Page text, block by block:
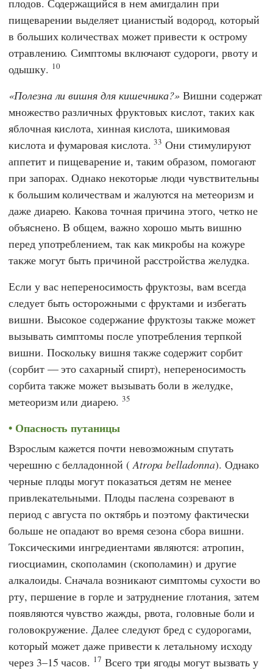
плодов. Содержащийся в нем амигдалин при
пищеварении выделяет цианистый водород, который
в больших количествах может привести к острому
отравлению. Симптомы включают судороги, рвоту и
одышку. 10
Полезна ли вишня для кишечника? Вишни содержат
множество различных фруктовых кислот, таких как
яблочная кислота, хинная кислота, шикимовая
кислота и фумаровая кислота.33 Они стимулируют
аппетит и пищеварение и, таким образом, помогают
при запорах. Однако некоторые люди чувствительны
к большим количествам и жалуются на метеоризм и
даже диарею. Какова точная причина этого, четко не
объяснено. В общем, важно хорошо мыть вишню
перед употреблением, так как микробы на кожуре
также могут быть причиной расстройства желудка.
Если у вас непереносимость фруктозы, вам всегда
следует быть осторожными с фруктами и избегать
вишни. Высокое содержание фруктозы также может
вызывать симптомы после употребления терпкой
вишни. Поскольку вишня также содержит сорбит
(сорбит — это сахарный спирт), непереносимость
сорбита также может вызывать боли в желудке,
метеоризм или диарею. 35
Опасность путаницы
Взрослым кажется почти невозможным спутать
черешню с белладонной ( Atropa belladonna). Однако
черные плоды могут показаться детям не менее
привлекательными. Плоды паслена созревают в
период с августа по октябрь и поэтому фактически
больше не опадают во время сезона сбора вишни.
Токсическими ингредиентами являются: атропин,
гиосциамин, скополамин (скополамин) и другие
алкалоиды. Сначала возникают симптомы сухости во
рту, першение в горле и затруднение глотания, затем
появляются чувство жажды, рвота, головные боли и
головокружение. Далее следуют бред с судорогами,
который может даже привести к летальному исходу
через 3–15 часов. 17 Всего три ягоды могут вызвать у